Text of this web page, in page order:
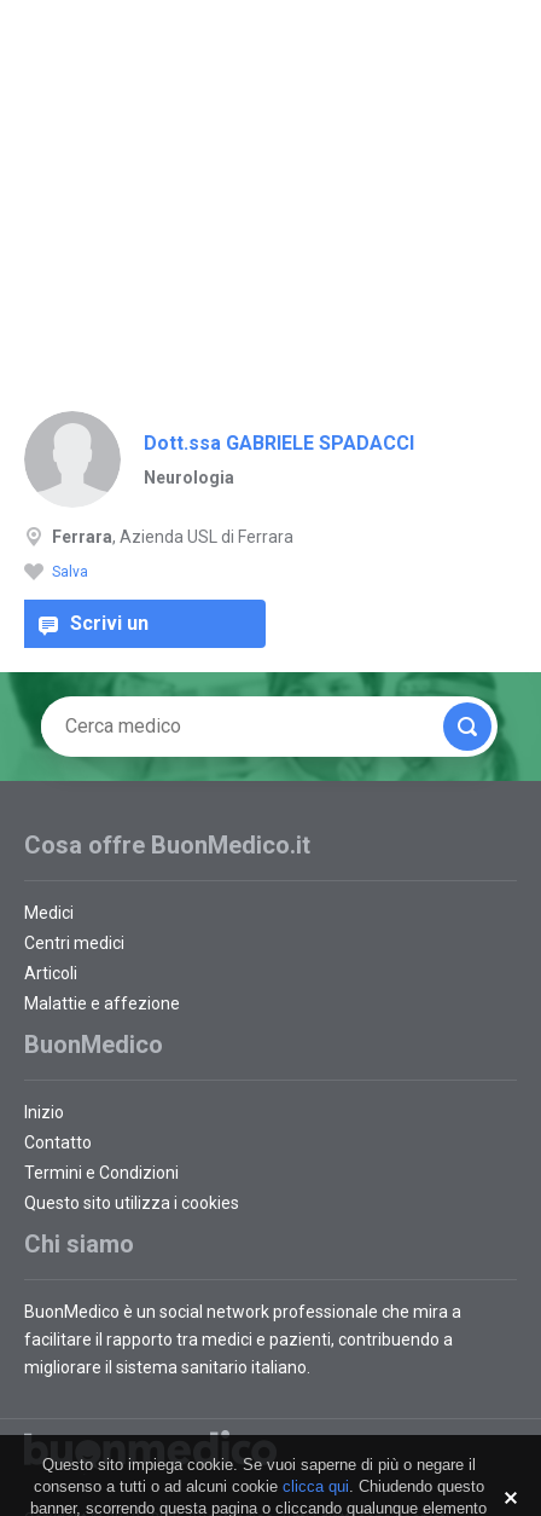
Dott.ssa GABRIELE SPADACCI
Neurologia
Ferrara, Azienda USL di Ferrara
Salva
Scrivi un
commento
Cosa offre BuonMedico.it
Medici
Centri medici
Articoli
Malattie e affezione
BuonMedico
Inizio
Contatto
Termini e Condizioni
Questo sito utilizza i cookies
Chi siamo
BuonMedico è un social network professionale che mira a
facilitare il rapporto tra medici e pazienti, contribuendo a
migliorare il sistema sanitario italiano.
Questo sito impiega cookie. Se vuoi saperne di più o negare il
consenso a tutti o ad alcuni cookie clicca qui. Chiudendo questo
banner, scorrendo questa pagina o cliccando qualunque elemento